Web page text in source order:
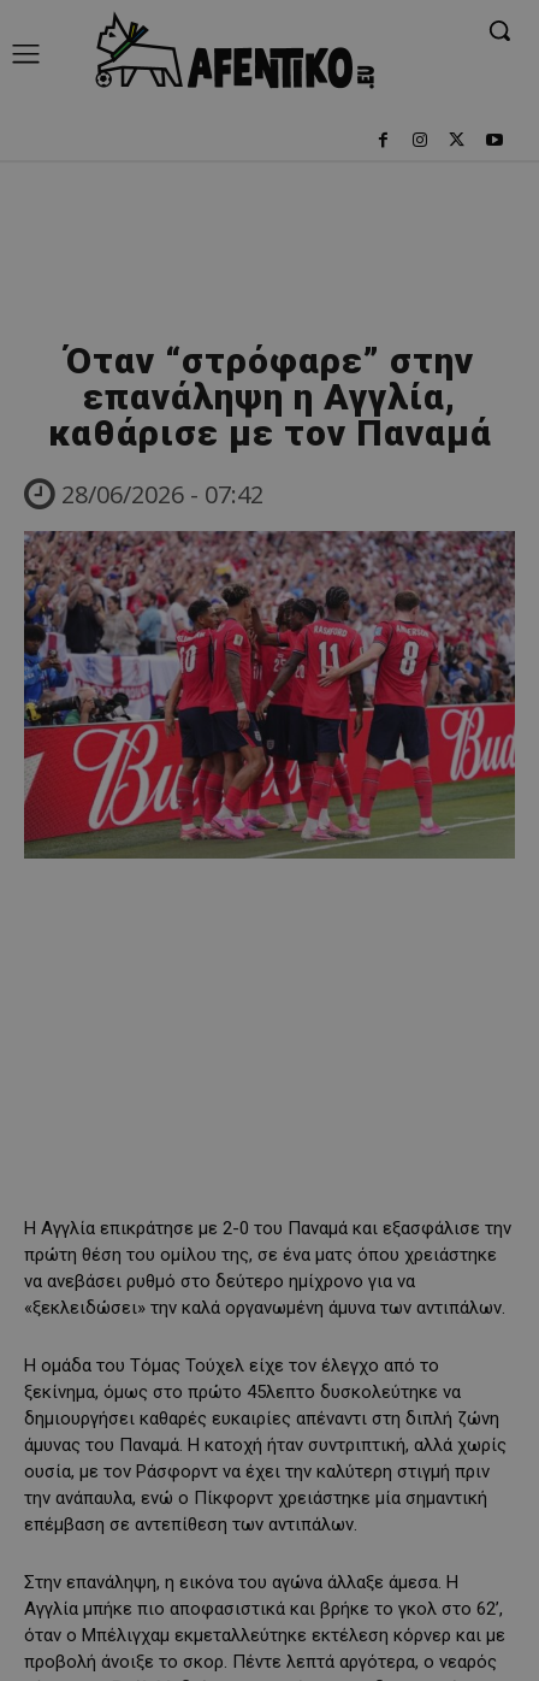
Όταν “στρόφαρε” στην
επανάληψη η Αγγλία,
καθάρισε με τον Παναμά
28/06/2026 - 07:42
Η Αγγλία επικράτησε με 2-0 του Παναμά και εξασφάλισε την
πρώτη θέση του ομίλου της, σε ένα ματς όπου χρειάστηκε
να ανεβάσει ρυθμό στο δεύτερο ημίχρονο για να
«ξεκλειδώσει» την καλά οργανωμένη άμυνα των αντιπάλων.
Η ομάδα του Τόμας Τούχελ είχε τον έλεγχο από το
ξεκίνημα, όμως στο πρώτο 45λεπτο δυσκολεύτηκε να
δημιουργήσει καθαρές ευκαιρίες απέναντι στη διπλή ζώνη
άμυνας του Παναμά. Η κατοχή ήταν συντριπτική, αλλά χωρίς
ουσία, με τον Ράσφορντ να έχει την καλύτερη στιγμή πριν
την ανάπαυλα, ενώ ο Πίκφορντ χρειάστηκε μία σημαντική
επέμβαση σε αντεπίθεση των αντιπάλων.
Στην επανάληψη, η εικόνα του αγώνα άλλαξε άμεσα. Η
Αγγλία μπήκε πιο αποφασιστικά και βρήκε το γκολ στο 62’,
όταν ο Μπέλιγχαμ εκμεταλλεύτηκε εκτέλεση κόρνερ και με
προβολή άνοιξε το σκορ. Πέντε λεπτά αργότερα, ο νεαρός